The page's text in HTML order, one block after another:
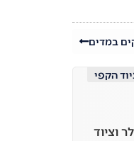
במדים
הקפי
וציוד